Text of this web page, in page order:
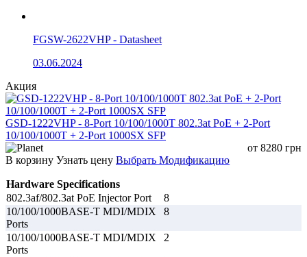
назначение
питание PoE-
Функция
Watchdog (AI
Self-Healing)
Отсутствует Поддерживается
Контроль
состояния IP-
камер и других
мониторинг работы
устройств
Автоматическая
перезагрузка
порта при
зависании
устройства
Отсутствует
FGSW-2622VHP - Datasheet
03.06.2024
Акция
GSD-1222VHP - 8-Port 10/100/1000T 802.3at PoE + 2-Port
10/100/1000T + 2-Port 1000SX SFP
от 8280 грн
В корзину Узнать цену Выбрать Модификацию
Hardware Specifications
802.3af/802.3at PoE Injector Port
8
10/100/1000BASE-T MDI/MDIX
Ports
8
10/100/1000BASE-T MDI/MDIX
Ports
2